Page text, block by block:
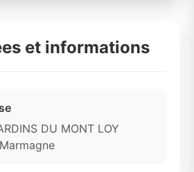
et informations
DU MONT LOY